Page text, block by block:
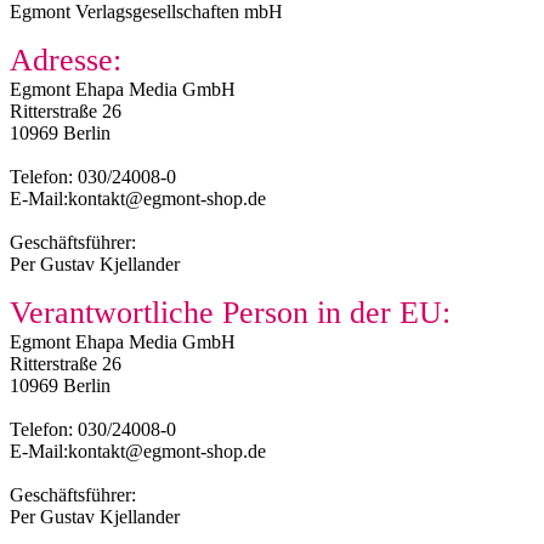
Egmont Verlagsgesellschaften mbH
Adresse:
Egmont Ehapa Media GmbH
Ritterstraße 26
10969 Berlin
Telefon: 030/24008-0
E-Mail:kontakt@egmont-shop.de
Geschäftsführer:
Per Gustav Kjellander
Verantwortliche Person in der EU:
Egmont Ehapa Media GmbH
Ritterstraße 26
10969 Berlin
Telefon: 030/24008-0
E-Mail:kontakt@egmont-shop.de
Geschäftsführer:
Per Gustav Kjellander